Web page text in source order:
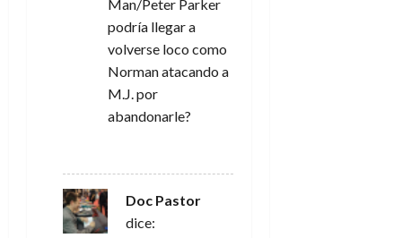
Man/Peter Parker
podría llegar a
volverse loco como
Norman atacando a
M.J. por
abandonarle?
Doc Pastor
dice: